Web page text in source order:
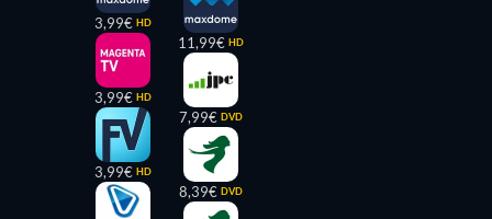
3,99€ HD
3,99€ HD
3,99€ HD
11,99€ HD
7,99€ DVD
8,39€ DVD